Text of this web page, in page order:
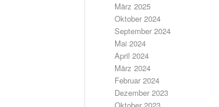
März 2025
Oktober 2024
September 2024
Mai 2024
April 2024
März 2024
Februar 2024
Dezember 2023